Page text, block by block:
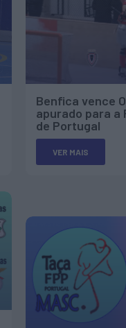
Benfica vence
apurado para a
de Portugal
VER MAIS